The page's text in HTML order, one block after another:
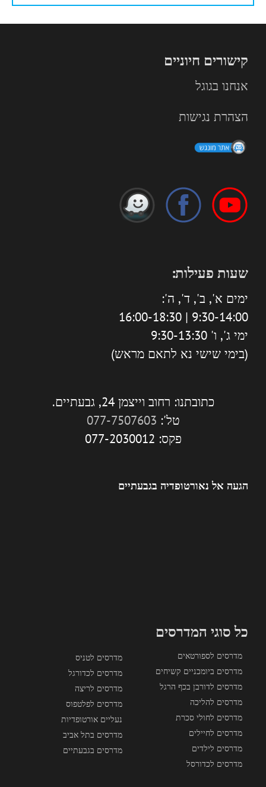
קישורים חיוניים
אנחנו בגוגל
הצהרת נגישות
שעות פעילות:
ימים א', ב', ד', ה':
9:30-14:00 | 16:00-18:30
ימי ג', ו' 9:30-13:30
(בימי שישי נא לתאם מראש)
כתובתנו: רחוב וייצמן 24, גבעתיים.
טל': 077-7507603
פקס: 077-2030012
הגעה אל נאורטופדיה בגבעתיים
כל סוגי המדרסים
מדרסים לספורטאים
מדרסים ביומכניים קשיחים
מדרסים לדורבן בכף הרגל
מדרסים להליכה
מדרסים לחולי סכרת
מדרסים לחיילים
מדרסים לילדים
מדרסים לכדורסל
מדרסים לטניס
מדרסים לכדורגל
מדרסים לריצה
מדרסים לפלטפוס
נעליים אורטופדיות
מדרסים בתל אביב
מדרסים בגבעתיים